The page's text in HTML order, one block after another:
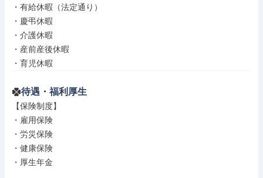
・有給休暇（法定通り）
・慶弔休暇
・介護休暇
・産前産後休暇
・育児休暇
待遇・福利厚生
【保険制度】
・雇用保険
・労災保険
・健康保険
・厚生年金